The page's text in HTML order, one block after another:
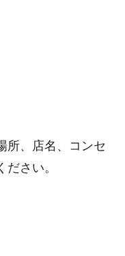
、店名、コンセ
さい。